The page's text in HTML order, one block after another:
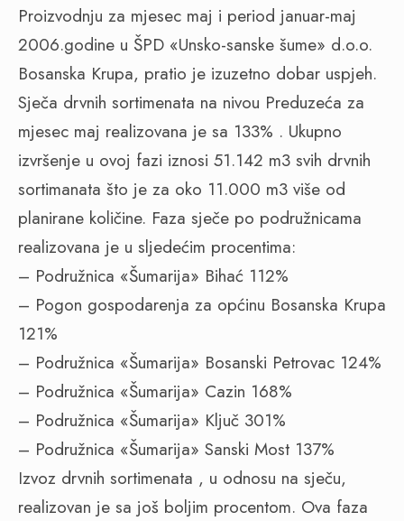
Proizvodnju za mjesec maj i period januar-maj
2006.godine u ŠPD «Unsko-sanske šume» d.o.o.
Bosanska Krupa, pratio je izuzetno dobar uspjeh.
Sječa drvnih sortimenata na nivou Preduzeća za
mjesec maj realizovana je sa 133% . Ukupno
izvršenje u ovoj fazi iznosi 51.142 m3 svih drvnih
sortimanata što je za oko 11.000 m3 više od
planirane količine. Faza sječe po podružnicama
realizovana je u sljedećim procentima:
– Podružnica «Šumarija» Bihać 112%
– Pogon gospodarenja za općinu Bosanska Krupa
121%
– Podružnica «Šumarija» Bosanski Petrovac 124%
– Podružnica «Šumarija» Cazin 168%
– Podružnica «Šumarija» Ključ 301%
– Podružnica «Šumarija» Sanski Most 137%
Izvoz drvnih sortimenata , u odnosu na sječu,
realizovan je sa još boljim procentom. Ova faza